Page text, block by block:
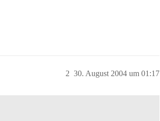
30. August 2004 um 01:17
2